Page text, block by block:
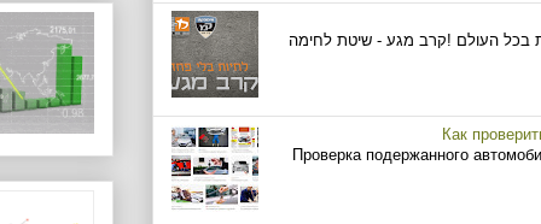
בכל העולם !קרב מגע - שיטת לחימה
Как
Проверка подержанного